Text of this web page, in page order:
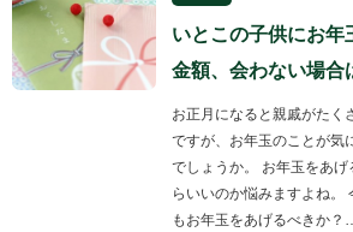
いとこの子供にお年
金額、会わない場合
お正月になると親戚がたく
ですが、お年玉のことが気
でしょうか。 お年玉をあ
らいいのか悩みますよね。
もお年玉をあげるべきか？